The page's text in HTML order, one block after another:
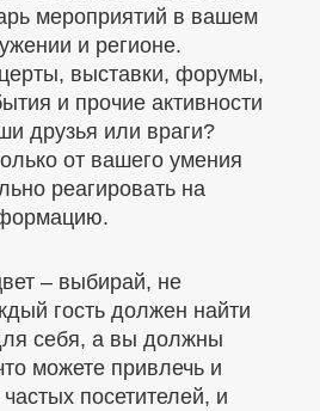
мероприятий в вашем
и регионе.
выставки, форумы,
и прочие активности
друзья или враги?
от вашего умения
реагировать на
– выбирай, не
гость должен найти
себя, а вы должны
можете привлечь и
посетителей, и